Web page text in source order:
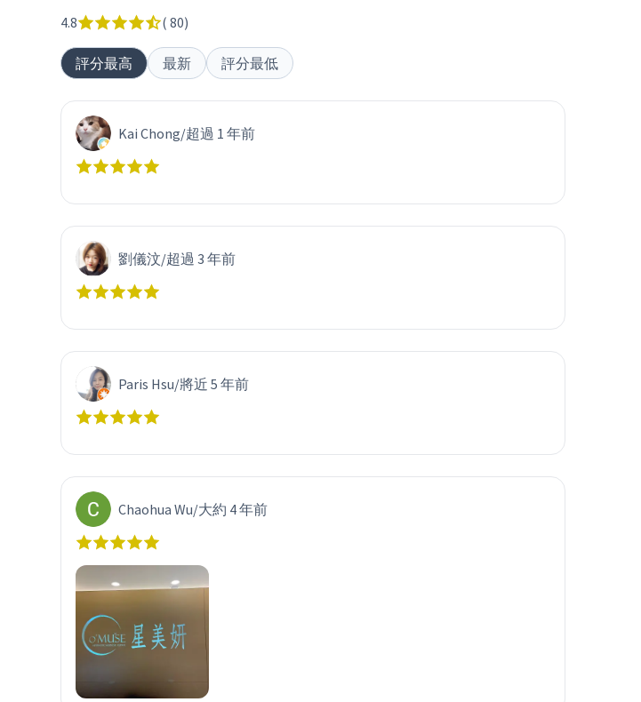
4.8 ( 80)
評分最高 最新 評分最低
Kai Chong/超過 1 年前
劉儀汶/超過 3 年前
Paris Hsu/將近 5 年前
Chaohua Wu/大約 4 年前